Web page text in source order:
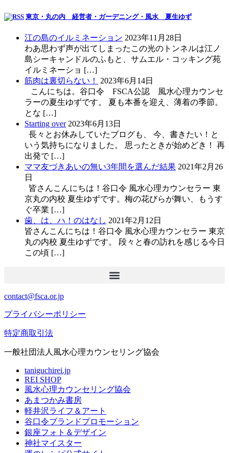
東京・丸の内 経営者・ガーデニング・風水 夏生ゆず
江の島のイルミネーション 2023年11月28日
わあ思わず声が出てしまったこの光のトンネルは江ノ
島シーキャンドルのふもと、サムエル・コッキング苑
イルミネーショ […]
筋肉は裏切らない！
2023年6月14日
こんにちは。谷口令 FSCA公認 風水心理カウンセ
ラーの夏生ゆずです。 夏も本番を迎え、薄着の季節。
とな […]
Starting over 2023年6月13日
長々とお休みしていたブログも、 今、書きたい！と
いう気持ちになりました。 思ったときが始めどき！ 再
出発で […]
ママ友づきあいの無い3年間を選んだ結果 2021年2月26
日
皆さんこんにちは！谷口令 風水心理カウンセラー 東
京丸の内校 夏生ゆずです。梅の花びらが舞い、もうす
ぐ卒業 […]
歯、は、ハ！のはなし 2021年2月12日
皆さんこんにちは！谷口令 風水心理カウンセラー 東京
丸の内校 夏生ゆずです。 段々と春の訪れを感じる今日
この頃 […]
contact@fsca.or.jp
プライバシーポリシー
特定商取引法
一般社団法人風水心理カウンセリング協会
taniguchirei.jp
REI SHOP
風水心理カウンセリング協会
あまつかみ書房
軽井沢ライフ＆アート
谷口令ブランドプロモーション
銀座フォト＆デザイン
神社マイスター